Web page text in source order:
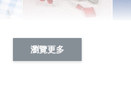
Artsign 撲克牌 圖釘
瀏覽更多